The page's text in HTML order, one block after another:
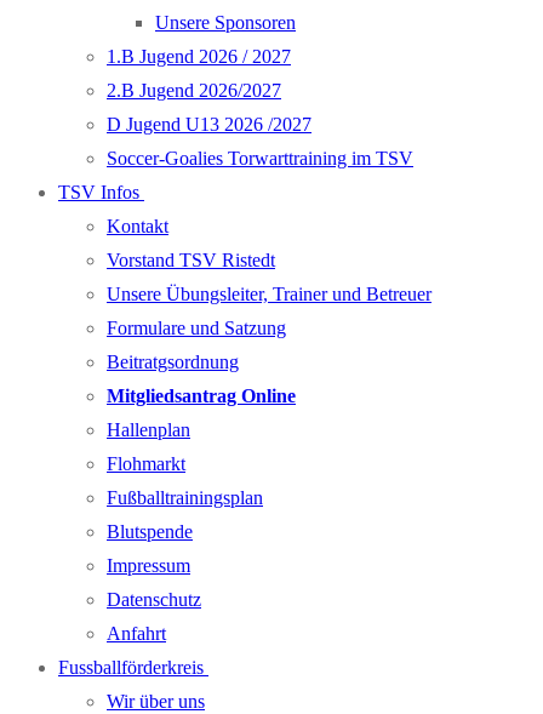
Unsere Sponsoren
1.B Jugend 2026 / 2027
2.B Jugend 2026/2027
D Jugend U13 2026 /2027
Soccer-Goalies Torwarttraining im TSV
TSV Infos
Kontakt
Vorstand TSV Ristedt
Unsere Übungsleiter, Trainer und Betreuer
Formulare und Satzung
Beitratgsordnung
Mitgliedsantrag Online
Hallenplan
Flohmarkt
Fußballtrainingsplan
Blutspende
Impressum
Datenschutz
Anfahrt
Fussballförderkreis
Wir über uns